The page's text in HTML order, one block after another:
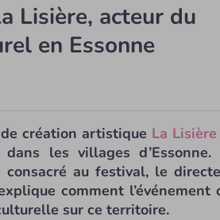
Lisière, acteur du
en Essonne
création artistique La Lisière
dans les villages d’Essonne.
au festival, le
comment l’événement
sur ce territoire.